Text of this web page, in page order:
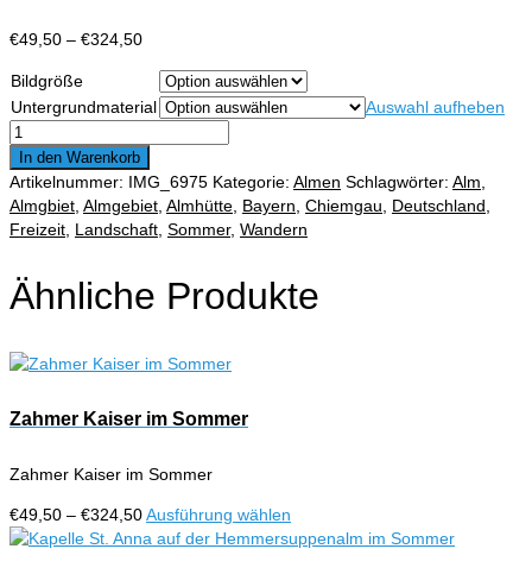
€49,50 – €324,50Preisspanne:
€324,50
Bildgröße
Untergrundmaterial
Auswahl aufheben
Almgebiet
Eggenalm
mit
Chiemgauer
Alpen
Sommer
Menge
In den Warenkorb
Artikelnummer: IMG_6975 Kategorie: Almen Schlagwörter: Alm
Almgbiet Almgebiet Almhütte Bayern Chiemgau Deutschland
Freizeit Landschaft Sommer, Wandern
Ähnliche Produkte
Zahmer Kaiser im Sommer
Zahmer Kaiser im Sommer
€49,50 – €324,50Preisspanne:
€49,50
Ausführung wählen
Produkt